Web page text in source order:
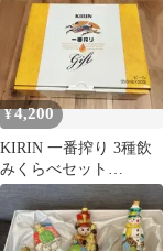
¥4,200
KIRIN 一番搾り 3種飲
みくらべセット
350ml×20缶